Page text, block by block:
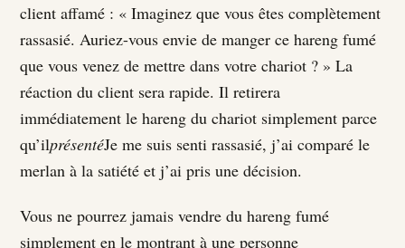
client affamé : « Imaginez que vous êtes complètement
rassasié. Auriez-vous envie de manger ce hareng fumé
que vous venez de mettre dans votre chariot ? » La
réaction du client sera rapide. Il retirera
immédiatement le hareng du chariot simplement parce
qu’ilprésentéJe me suis senti rassasié, j’ai comparé le
merlan à la satiété et j’ai pris une décision.
Vous ne pourrez jamais vendre du hareng fumé
simplement en le montrant à une personne